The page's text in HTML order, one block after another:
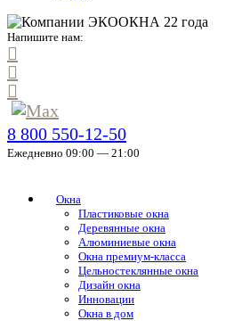
Напишите нам:
8 800 550-12-50
Ежедневно 09:00 — 21:00
Окна
Пластиковые окна
Деревянные окна
Алюминиевые окна
Окна премиум-класса
Цельностеклянные окна
Дизайн окна
Инновации
Окна в дом